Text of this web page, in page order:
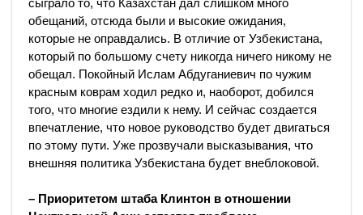
сыграло то, что Казахстан дал слишком много
обещаний, отсюда были и высокие ожидания,
которые не оправдались. В отличие от Узбекистана,
который по большому счету никогда ничего никому не
обещал. Покойный Ислам Абдуганиевич по чужим
красным коврам ходил редко и, наоборот, добился
того, что многие ездили к нему. И сейчас создается
впечатление, что новое руководство будет двигаться
по этому пути. Уже прозвучали высказывания, что
внешняя политика Узбекистана будет внеблоковой.
– Приоритетом штаба Клинтон в отношении